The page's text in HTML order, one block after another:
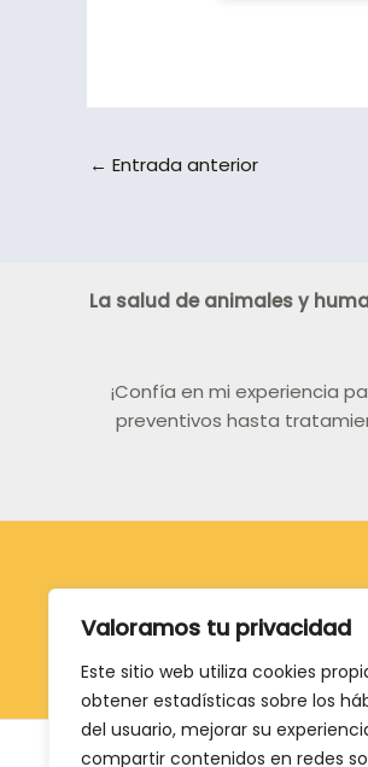
Valoramos tu privacidad
Este sitio web utiliza cookies
obtener estadísticas sobre los
del usuario, mejorar su
compartir contenidos en redes
← Entrada anterior
La salud de animales y
¡Confía en mi experiencia
preventivos hasta
Copyright © 2026 Veterinaria y